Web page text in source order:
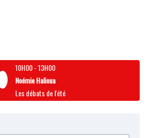
10H00-13H00
Noémie Halioua
Les débats de l'été